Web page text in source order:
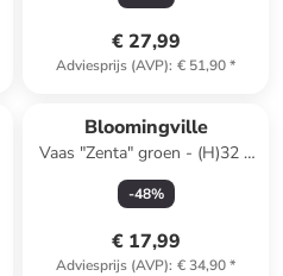
€ 27,99
Adviesprijs (AVP): € 51,90*
Bloomingville
Vaas "Zenta" groen - (H)32 x
Ø 13 cm
-48%
€ 17,99
Adviesprijs (AVP): € 34,90*